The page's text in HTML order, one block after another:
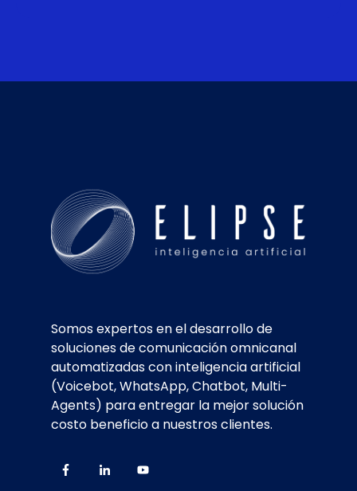
Somos expertos en el desarrollo de
soluciones de comunicación omnicanal
automatizadas con inteligencia artificial
(Voicebot, WhatsApp, Chatbot, Multi-
Agents) para entregar la mejor solución
costo beneficio a nuestros clientes.